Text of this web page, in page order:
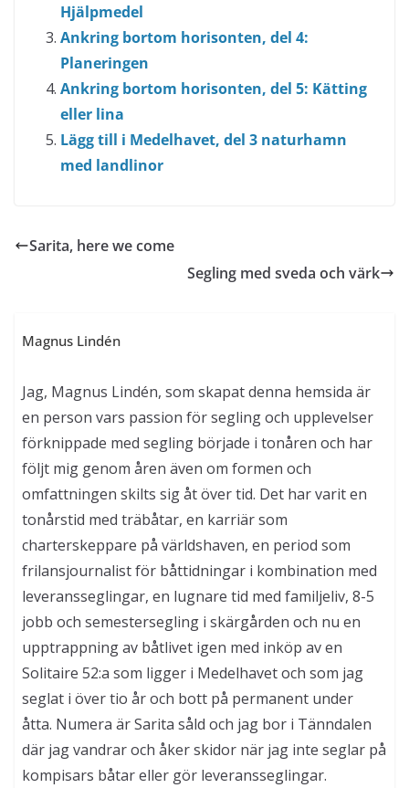
Hjälpmedel
Ankring bortom horisonten, del 4:
Planeringen
Ankring bortom horisonten, del 5: Kätting
eller lina
Lägg till i Medelhavet, del 3 naturhamn
med landlinor
Sarita, here we come
Segling med sveda och värk
Magnus Lindén
Jag, Magnus Lindén, som skapat denna hemsida är
en person vars passion för segling och upplevelser
förknippade med segling började i tonåren och har
följt mig genom åren även om formen och
omfattningen skilts sig åt över tid. Det har varit en
tonårstid med träbåtar, en karriär som
charterskeppare på världshaven, en period som
frilansjournalist för båttidningar i kombination med
leveransseglingar, en lugnare tid med familjeliv, 8-5
jobb och semestersegling i skärgården och nu en
upptrappning av båtlivet igen med inköp av en
Solitaire 52:a som ligger i Medelhavet och som jag
seglat i över tio år och bott på permanent under
åtta. Numera är Sarita såld och jag bor i Tänndalen
där jag vandrar och åker skidor när jag inte seglar på
kompisars båtar eller gör leveransseglingar.